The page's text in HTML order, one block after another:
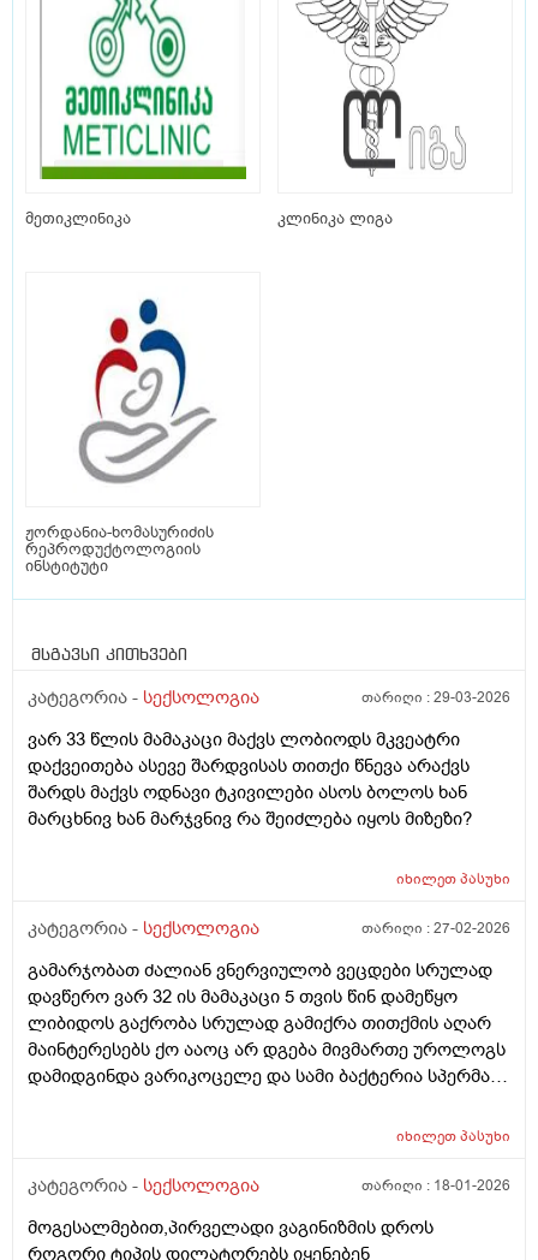
მეთიკლინიკა კლინიკა ლიგა
ჟორდანია-ხომასურიძის
რეპროდუქტოლოგიის
ინსტიტუტი
მსგავსი კითხვები
კატეგორია - სექსოლოგია თარიღი :29-03-2026
ვარ 33 წლის მამაკაცი მაქვს ლობიოდს მკვეატრი
დაქვეითება ასევე შარდვისას თითქი წნევა არაქვს
შარდს მაქვს ოდნავი ტკივილები ასოს ბოლოს ხან
მარცხნივ ხან მარჯვნივ რა შეიძლება იყოს მიზეზი?
იხილეთპასუხი
კატეგორია - სექსოლოგია თარიღი :27-02-2026
გამარჯობათ ძალიან ვნერვიულობ ვეცდები სრულად
დავწერო ვარ 32 ის მამაკაცი 5 თვის წინ დამეწყო
ლიბიდოს გაქრობა სრულად გამიქრა თითქმის აღარ
მაინტერესებს ქო ააოც არ დგება მივმართე უროლოგს
დამიდგინდა ვარიკოცელე და სამი ბაქტერია სპერმაში
ოსევ ისე ვარ მაინტერესებს რისგან იქნება
რომ ვარიკოცელე იწვევდეს ასეთ მდგომარეიბას ან
,მადლობა წიმასწარ
იხილეთპასუხი
კატეგორია - სექსოლოგია თარიღი : 18-01-2026
მოგესალმებით,პირველადი ვაგინიზმის დროს
როგორი ტიპის დილატორებს იყენებენ